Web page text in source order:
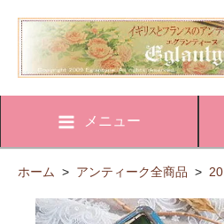
メニュー
ホーム > アンティーク全商品 >